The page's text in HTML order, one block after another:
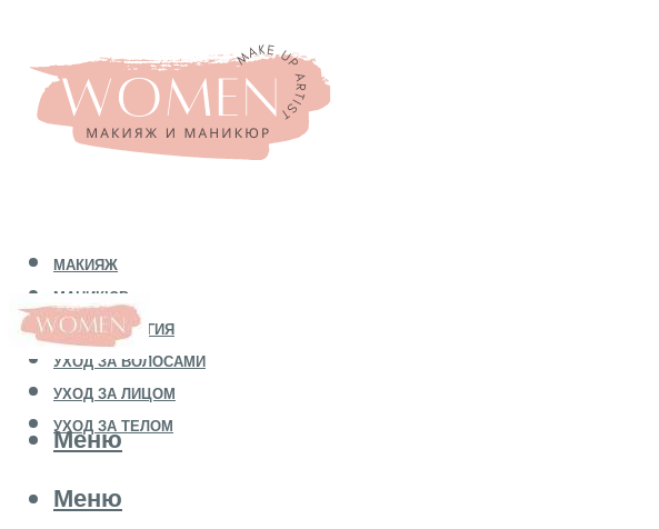
МАКИЯЖ
МАНИКЮР
КОСМЕТОЛОГИЯ
УХОД ЗА ВОЛОСАМИ
УХОД ЗА ЛИЦОМ
УХОД ЗА ТЕЛОМ
Меню
Меню